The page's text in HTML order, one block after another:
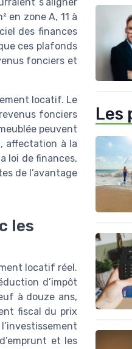
en zone A, 11 à
des finances
ces plafonds
fonciers et
locatif. Le
fonciers
peuvent
affectation à la
loi de finances,
de l’avantage
les
locatif réel.
d’impôt
à douze ans,
fiscal du prix
et les
Les